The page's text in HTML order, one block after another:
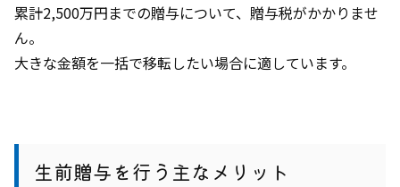
累計2,500万円までの贈与について、贈与税がかかりませ
ん。
大きな金額を一括で移転したい場合に適しています。
生前贈与を行う主なメリット